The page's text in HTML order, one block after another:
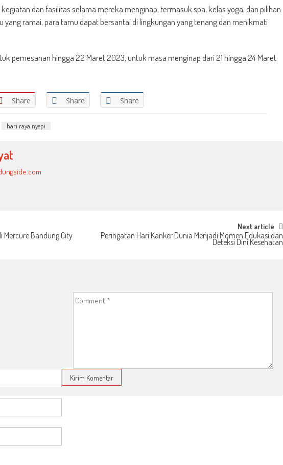
dan fasilitas selama mereka menginap, termasuk spa, kelas yoga, dan pilihan
yang ramai, para tamu dapat bersantai di lingkungan yang tenang dan menikmati
pemesanan hingga 22 Maret 2023, untuk masa menginap dari 21 hingga 24 Maret
Share Share Share
hari raya nyepi
Mercure Bandung City
Next article
Peringatan Hari Kanker Dunia Menjadi Momen Edukasi dan
Deteksi Dini Kesehatan